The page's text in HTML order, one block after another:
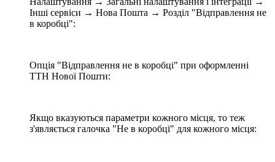
Інші сервіси → Нова Пошта → Розділ "Відправлення не
в коробці":
Опція "Відправлення не в коробці" при оформленні
ТТН Нової Пошти:
Якщо вказуються параметри кожного місця, то теж
з'являється галочка "Не в коробці" для кожного місця: